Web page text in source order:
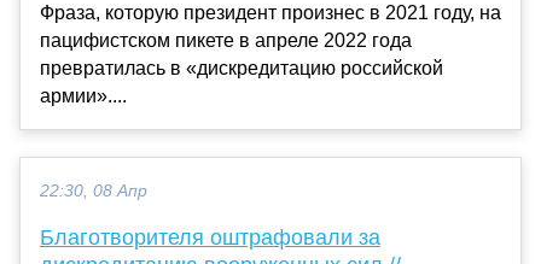
Фраза, которую президент произнес в 2021 году, на
пацифистском пикете в апреле 2022 года
превратилась в «дискредитацию российской
армии»....
22:30, 08 Апр
Благотворителя оштрафовали за